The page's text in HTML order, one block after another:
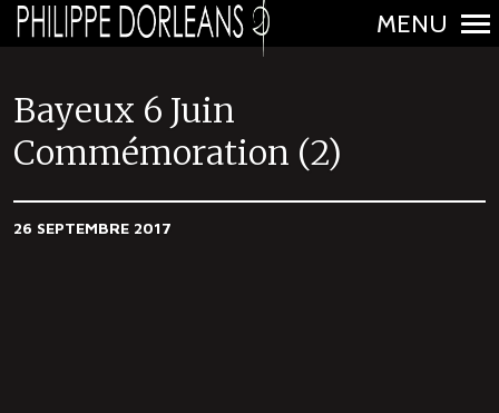
a
v
i
g
MENU
Bayeux 6 Juin
Commémoration (2)
26 SEPTEMBRE 2017